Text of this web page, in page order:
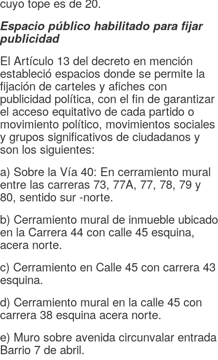
Espacio público habilitado para fijar
publicidad
El Artículo 13 del decreto en mención
estableció espacios donde se permite la
fijación de carteles y afiches con
publicidad política, con el fin de garantizar
el acceso equitativo de cada partido o
movimiento político, movimientos sociales
y grupos significativos de ciudadanos y
son los siguientes:
a) Sobre la Vía 40: En cerramiento mural
entre las carreras 73, 77A, 77, 78, 79 y
80, sentido sur -norte.
b) Cerramiento mural de inmueble ubicado
en la Carrera 44 con calle 45 esquina,
acera norte.
c) Cerramiento en Calle 45 con carrera 43
esquina.
d) Cerramiento mural en la calle 45 con
carrera 38 esquina acera norte.
e) Muro sobre avenida circunvalar entrada
Barrio 7 de abril.